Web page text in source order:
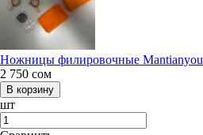
Ножницы филировочные Mantianyou
2 750 сом
шт